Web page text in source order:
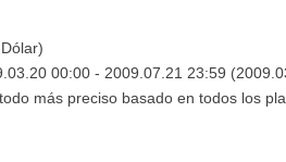
00:00 - 2009.07.21 23:59
más preciso basado en todos los